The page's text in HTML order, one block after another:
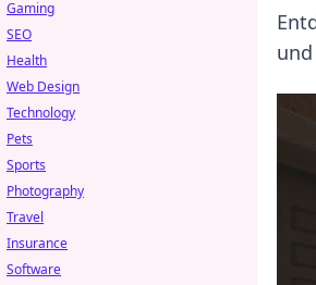
Gaming
SEO
Health
Web Design
Technology
Pets
Sports
Photography
Travel
Insurance
Software